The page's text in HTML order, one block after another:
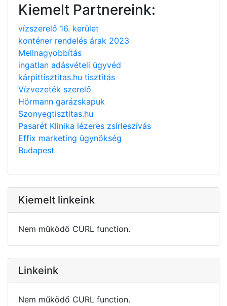
Kiemelt Partnereink:
vízszerelő 16. kerület
konténer rendelés árak 2023
Mellnagyobbítás
ingatlan adásvételi ügyvéd
kárpittisztitas.hu tisztítás
Vízvezeték szerelő
Hörmann garázskapuk
Szonyegtisztitas.hu
Pasarét Klinika lézeres zsírleszívás
Effix marketing ügynökség
Budapest
Kiemelt linkeink
Nem működő CURL function.
Linkeink
Nem működő CURL function.